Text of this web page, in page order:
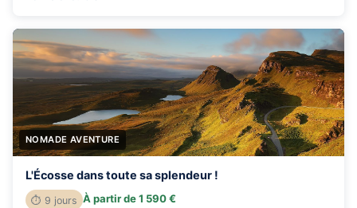
NOMADE AVENTURE
L'Écosse dans toute sa splendeur !
⏱ 9 jours À partir de 1 590 €